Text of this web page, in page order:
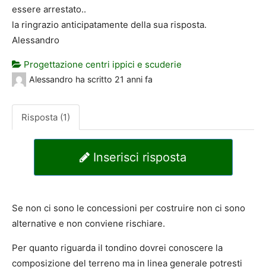
essere arrestato..
la ringrazio anticipatamente della sua risposta.
Alessandro
Progettazione centri ippici e scuderie
Alessandro ha scritto 21 anni fa
Risposta (1)
Inserisci risposta
Se non ci sono le concessioni per costruire non ci sono
alternative e non conviene rischiare.
Per quanto riguarda il tondino dovrei conoscere la
composizione del terreno ma in linea generale potresti